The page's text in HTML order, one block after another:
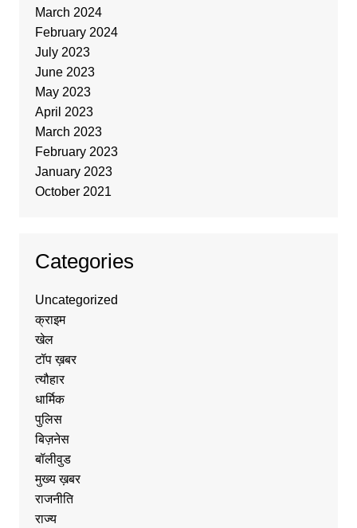
March 2024
February 2024
July 2023
June 2023
May 2023
April 2023
March 2023
February 2023
January 2023
October 2021
Categories
Uncategorized
क्राइम
खेल
टॉप ख़बर
त्यौहार
धार्मिक
पुलिस
बिज़नेस
बॉलीवुड
मुख्य ख़बर
राजनीति
राज्य